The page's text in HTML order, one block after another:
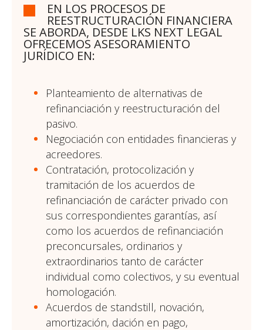
EN LOS PROCESOS DE
REESTRUCTURACIÓN FINANCIERA
SE ABORDA, DESDE LKS NEXT LEGAL
OFRECEMOS ASESORAMIENTO
JURÍDICO EN:
Planteamiento de alternativas de
refinanciación y reestructuración del
pasivo.
Negociación con entidades financieras y
acreedores.
Contratación, protocolización y
tramitación de los acuerdos de
refinanciación de carácter privado con
sus correspondientes garantías, así
como los acuerdos de refinanciación
preconcursales, ordinarios y
extraordinarios tanto de carácter
individual como colectivos, y su eventual
homologación.
Acuerdos de standstill, novación,
amortización, dación en pago,